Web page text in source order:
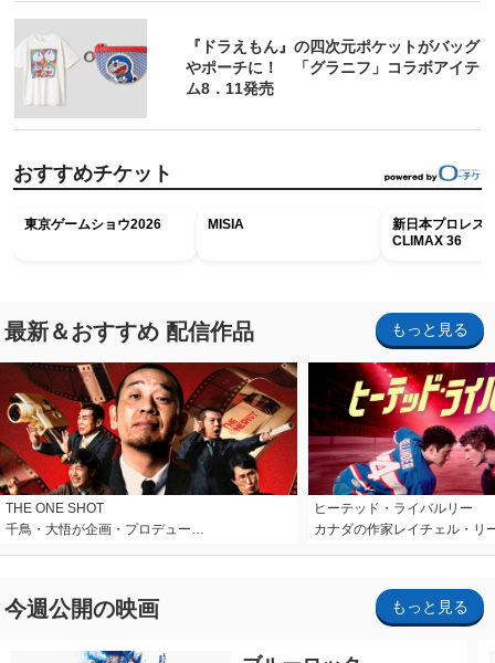
『ドラえもん』の四次元ポケットがバッグ
やポーチに！ 「グラニフ」コラボアイテ
ム8．11発売
おすすめチケット
東京ゲームショウ2026 MISIA
新日本プロレス
CLIMAX 36
最新＆おすすめ 配信作品 もっと見る
THE ONE SHOT
千鳥・大悟が企画・プロデュー…
ヒーテッド・ライバルリー
カナダの作家レイチェル・リ
今週公開の映画 もっと見る